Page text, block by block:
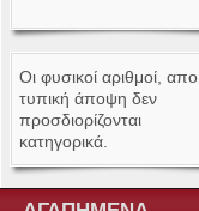
Οι φυσικοί αριθμοί, απο
τυπική άποψη δεν
προσδιορίζονται
κατηγορικά.